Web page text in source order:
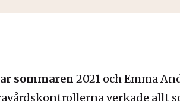
sommaren 2021 och Emma
verkade allt